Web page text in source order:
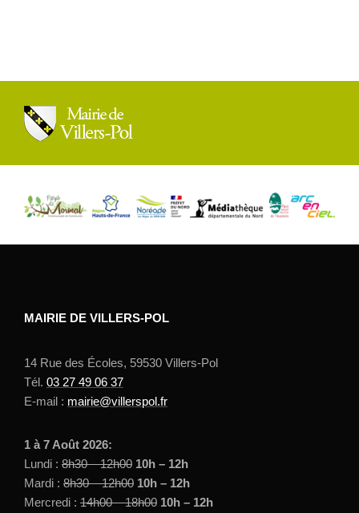
MAIRIE DE VILLERS-POL
14 Rue des Écoles, 59530 Villers-Pol
Tél. 03 27 49 06 37
E-mail : mairie@villerspol.fr
1 à 7 Août 2026:
Lundi : 8h30 – 12h00 10h – 12h
Mardi : 8h30 – 12h00 10h – 12h
Mercredi : 14h00 – 18h00 10h – 12h